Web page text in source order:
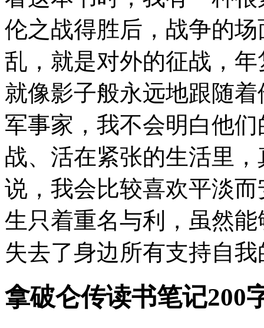
伦之战得胜后，战争的
乱，就是对外的征战，
就像影子般永远地跟随
军事家，我不会明白他
战、活在紧张的生活里
说，我会比较喜欢平淡
生只着重名与利，虽然
失去了身边所有支持自
拿破仑传读书笔记200